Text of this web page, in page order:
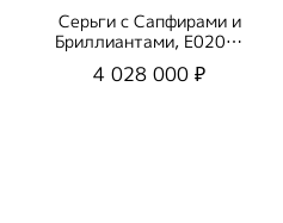
Серьги с Сапфирами и
Бриллиантами, E0205-
3/1
4 028 000 ₽